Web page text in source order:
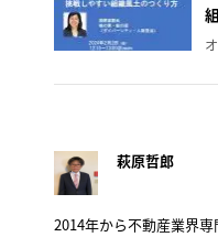
萩原哲郎
2014年から不動産業界